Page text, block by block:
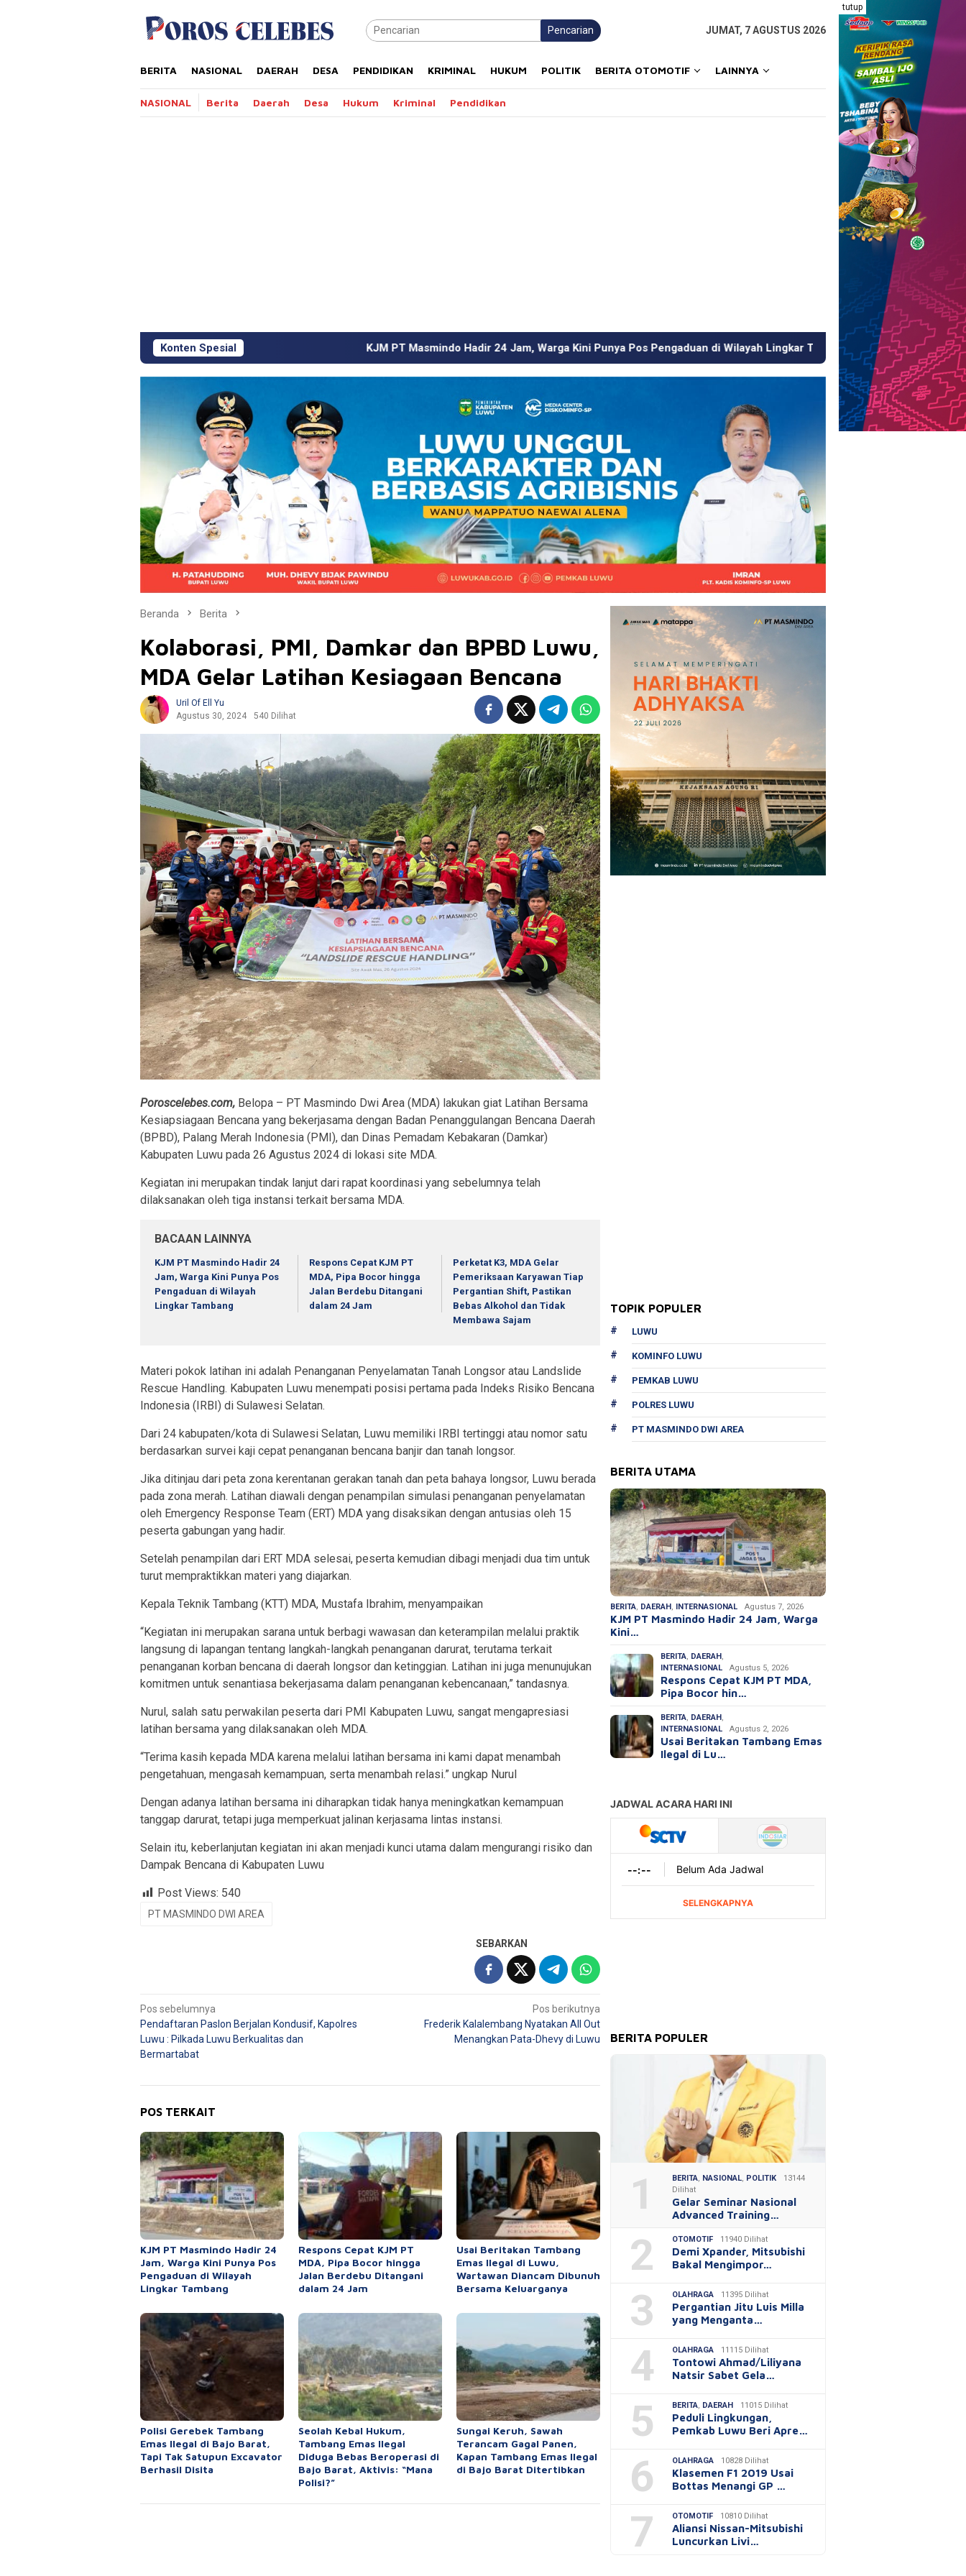
tutup
Pencarian JUMAT, 7 AGUSTUS 2026
BERITA NASIONAL DAERAH DESA PENDIDIKAN KRIMINAL HUKUM POLITIK BERITA OTOMOTIF LAINNYA
NASIONAL Berita Daerah Desa Hukum Kriminal Pendidikan
Konten SpesialKJM PT Masmindo Hadir 24 Jam, Warga Kini Punya Pos Pengaduan di Wilayah Lingkar Tambang Respons Cepat KJM PT MDA, Pipa
Beranda Berita
Kolaborasi, PMI, Damkar dan BPBD Luwu,
MDA Gelar Latihan Kesiagaan Bencana
Uril Of Ell Yu
Agustus 30, 2024
540 Dilihat
Poroscelebes.com, Belopa – PT Masmindo Dwi Area (MDA) lakukan giat Latihan Bersama
Kesiapsiagaan Bencana yang bekerjasama dengan Badan Penanggulangan Bencana Daerah
(BPBD), Palang Merah Indonesia (PMI), dan Dinas Pemadam Kebakaran (Damkar)
Kabupaten Luwu pada 26 Agustus 2024 di lokasi site MDA.
Kegiatan ini merupakan tindak lanjut dari rapat koordinasi yang sebelumnya telah
dilaksanakan oleh tiga instansi terkait bersama MDA.
BACAAN LAINNYA
KJM PT Masmindo Hadir 24
Jam, Warga Kini Punya Pos
Pengaduan di Wilayah
Lingkar Tambang
Respons Cepat KJM PT
MDA, Pipa Bocor hingga
Jalan Berdebu Ditangani
dalam 24 Jam
Perketat K3, MDA Gelar
Pemeriksaan Karyawan Tiap
Pergantian Shift, Pastikan
Bebas Alkohol dan Tidak
Membawa Sajam
Materi pokok latihan ini adalah Penanganan Penyelamatan Tanah Longsor atau Landslide
Rescue Handling. Kabupaten Luwu menempati posisi pertama pada Indeks Risiko Bencana
Indonesia (IRBI) di Sulawesi Selatan.
Dari 24 kabupaten/kota di Sulawesi Selatan, Luwu memiliki IRBI tertinggi atau nomor satu
berdasarkan survei kaji cepat penanganan bencana banjir dan tanah longsor.
Jika ditinjau dari peta zona kerentanan gerakan tanah dan peta bahaya longsor, Luwu berada
pada zona merah. Latihan diawali dengan penampilan simulasi penanganan penyelamatan
oleh Emergency Response Team (ERT) MDA yang disaksikan dengan antusias oleh 15
peserta gabungan yang hadir.
Setelah penampilan dari ERT MDA selesai, peserta kemudian dibagi menjadi dua tim untuk
turut mempraktikkan materi yang diajarkan.
Kepala Teknik Tambang (KTT) MDA, Mustafa Ibrahim, menyampaikan
“Kegiatan ini merupakan sarana untuk berbagi wawasan dan keterampilan melalui praktik
langsung di lapangan tentang langkah-langkah penanganan darurat, terutama terkait
penanganan korban bencana di daerah longsor dan ketinggian. Latihan ini juga menunujukan
komitmen untuk senantiasa bekerjasama dalam penanganan kebencanaan,” tandasnya.
Nurul, salah satu perwakilan peserta dari PMI Kabupaten Luwu, sangat mengapresiasi
latihan bersama yang dilaksanakan oleh MDA.
“Terima kasih kepada MDA karena melalui latihan bersama ini kami dapat menambah
pengetahuan, mengasah kemampuan, serta menambah relasi.” ungkap Nurul
Dengan adanya latihan bersama ini diharapkan tidak hanya meningkatkan kemampuan
tanggap darurat, tetapi juga memperkuat jalinan kerjasama lintas instansi.
Selain itu, keberlanjutan kegiatan ini akan menjadi kunci utama dalam mengurangi risiko dan
Dampak Bencana di Kabupaten Luwu
Post Views: 540
PT MASMINDO DWI AREA
SEBARKAN
Navigasi
pos
Pos sebelumnya
Pendaftaran Paslon Berjalan Kondusif, Kapolres
Luwu : Pilkada Luwu Berkualitas dan
Bermartabat
Pos berikutnya
Frederik Kalalembang Nyatakan All Out
Menangkan Pata-Dhevy di Luwu
POS TERKAIT
KJM PT Masmindo Hadir 24
Jam, Warga Kini Punya Pos
Pengaduan di Wilayah
Lingkar Tambang
Respons Cepat KJM PT
MDA, Pipa Bocor hingga
Jalan Berdebu Ditangani
dalam 24 Jam
Usai Beritakan Tambang
Emas Ilegal di Luwu,
Wartawan Diancam Dibunuh
Bersama Keluarganya
Polisi Gerebek Tambang
Emas Ilegal di Bajo Barat,
Tapi Tak Satupun Excavator
Berhasil Disita
Seolah Kebal Hukum,
Tambang Emas Ilegal
Diduga Bebas Beroperasi di
Bajo Barat, Aktivis: “Mana
Polisi?”
Sungai Keruh, Sawah
Terancam Gagal Panen,
Kapan Tambang Emas Ilegal
di Bajo Barat Ditertibkan
TOPIK POPULER
LUWU
KOMINFO LUWU
PEMKAB LUWU
POLRES LUWU
PT MASMINDO DWI AREA
BERITA UTAMA
BERITA, DAERAH, INTERNASIONAL Agustus 7, 2026
KJM PT Masmindo Hadir 24 Jam, Warga
Kini…
BERITA, DAERAH,
INTERNASIONAL
Agustus 5, 2026
Respons Cepat KJM PT MDA,
Pipa Bocor hin…
BERITA, DAERAH,
INTERNASIONAL
Agustus 2, 2026
Usai Beritakan Tambang Emas
Ilegal di Lu…
BERITA POPULER
1 BERITA NASIONAL POLITIK
13144
Dilihat
Gelar Seminar Nasional
Advanced Training…
2 OTOMOTIF 11940 Dilihat
Demi Xpander, Mitsubishi
Bakal Mengimpor…
3 OLAHRAGA 11395 Dilihat
Pergantian Jitu Luis Milla
yang Menganta…
4 OLAHRAGA 11115 Dilihat
Tontowi Ahmad/Liliyana
Natsir Sabet Gela…
5 BERITA DAERAH 11015 Dilihat
Peduli Lingkungan,
Pemkab Luwu Beri Apre…
6 OLAHRAGA 10828 Dilihat
Klasemen F1 2019 Usai
Bottas Menangi GP …
7 OTOMOTIF 10810 Dilihat
Aliansi Nissan-Mitsubishi
Luncurkan Livi…